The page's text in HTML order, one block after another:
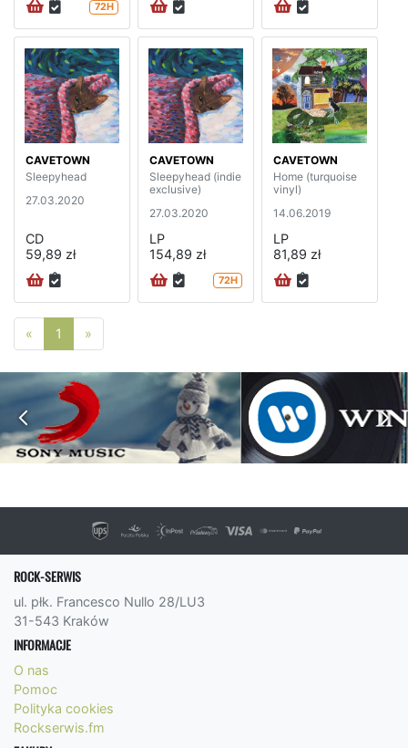
72H
CAVETOWN
Sleepyhead
27.03.2020
CD
59,89 zł
CAVETOWN
Sleepyhead (indie
exclusive)
27.03.2020
LP
154,89 zł
72H
CAVETOWN
Home (turquoise
vinyl)
14.06.2019
LP
81,89 zł
« Poprzednia strona
1 »
ROCK-SERWIS
ul. płk. Francesco Nullo 28/LU3
31-543 Kraków
INFORMACJE
O nas
Pomoc
Polityka cookies
Rockserwis.fm